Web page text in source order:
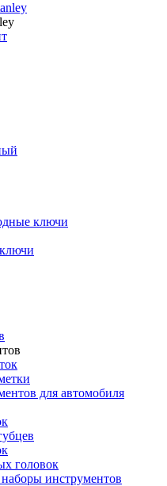
ключи
для автомобиля
головок
инструментов